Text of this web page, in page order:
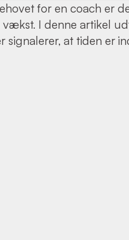
for en coach er
vækst. I denne artikel
signalerer, at tiden er